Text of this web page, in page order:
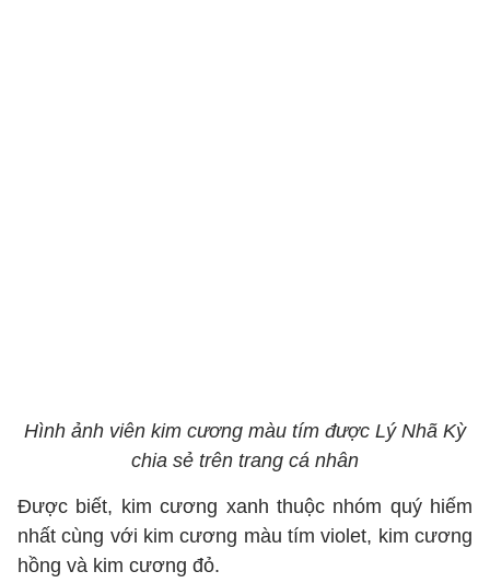
Hình ảnh viên kim cương màu tím được Lý Nhã Kỳ
chia sẻ trên trang cá nhân
Được biết, kim cương xanh thuộc nhóm quý hiếm
nhất cùng với kim cương màu tím violet, kim cương
hồng và kim cương đỏ.